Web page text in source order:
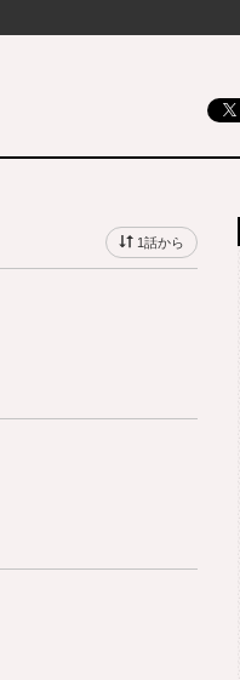
1話から